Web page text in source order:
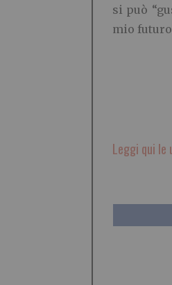
si può
mio
Leggi qui le